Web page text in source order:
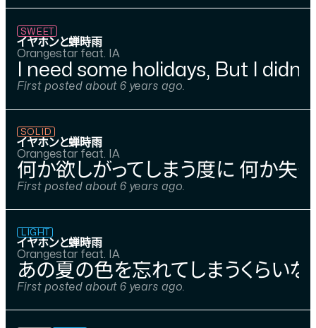
イヤホンと蝉時雨
Orangestar feat. IA
SWEET
I need some holidays, But I
First posted about 6 years ago.
イヤホンと蝉時雨
Orangestar feat. IA
SOLID
何か欲しがってしまう度に 何か失
First posted about 6 years ago.
イヤホンと蝉時雨
Orangestar feat. IA
LIGHT
あの夏の色を忘れてしまうくらい
First posted about 6 years ago.